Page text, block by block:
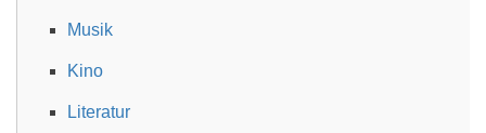
Musik
Kino
Literatur